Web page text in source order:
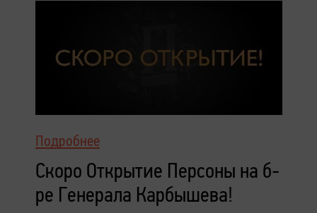
Подробнее
Скоро Открытие Персоны на б-
ре Генерала Карбышева!